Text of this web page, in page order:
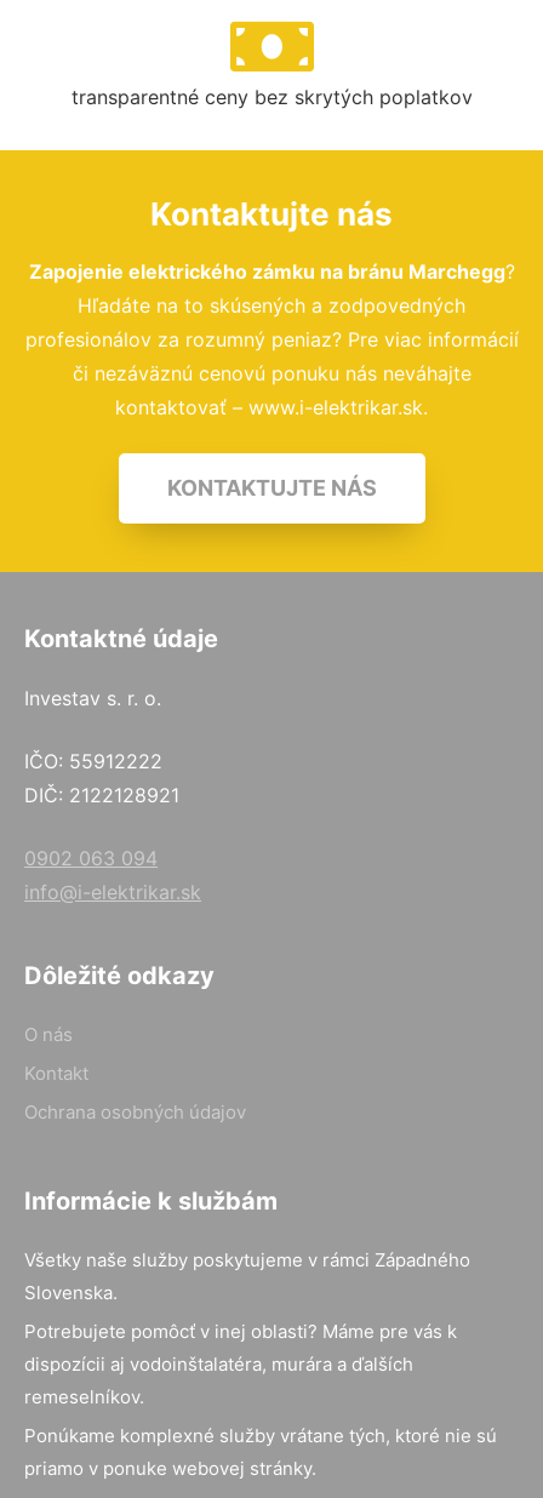
transparentné ceny bez skrytých poplatkov
Kontaktujte nás
Zapojenie elektrického zámku na bránu Marchegg?
Hľadáte na to skúsených a zodpovedných
profesionálov za rozumný peniaz? Pre viac informácií
či nezáväznú cenovú ponuku nás neváhajte
kontaktovať – www.i-elektrikar.sk.
KONTAKTUJTE NÁS
Kontaktné údaje
Investav s. r. o.
IČO: 55912222
DIČ: 2122128921
0902 063 094
info@i-elektrikar.sk
Dôležité odkazy
O nás
Kontakt
Ochrana osobných údajov
Informácie k službám
Všetky naše služby poskytujeme v rámci Západného
Slovenska.
Potrebujete pomôcť v inej oblasti? Máme pre vás k
dispozícii aj vodoinštalatéra, murára a ďalších
remeselníkov.
Ponúkame komplexné služby vrátane tých, ktoré nie sú
priamo v ponuke webovej stránky.